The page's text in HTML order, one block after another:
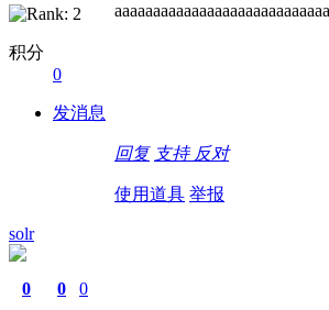
积分
0
发消息
回复 支持 反对
使用道具 举报
solr
0 0 0